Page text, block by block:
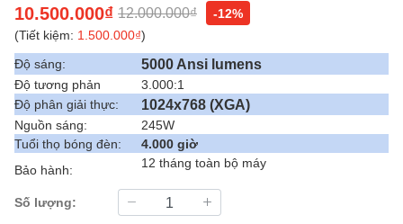
10.500.000₫ 12.000.000₫
-12%
(Tiết kiệm: 1.500.000₫)
Độ sáng:
5000 Ansi lumens
Độ tương phản
3.000:1
Độ phân giải thực:
1024x768 (XGA)
Nguồn sáng:
245W
Tuổi thọ bóng đèn:
4.000 giờ
Bảo hành:
12 tháng toàn bộ máy
Số lượng: